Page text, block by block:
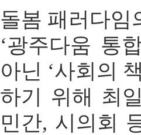
돌봄 패러다임
‘광주다움 통
아닌 ‘사회의
하기 위해 최
민간, 시의회